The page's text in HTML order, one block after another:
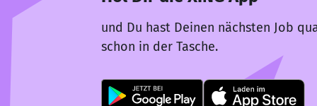
und Du hast Deinen nächsten Job
schon in der Tasche.